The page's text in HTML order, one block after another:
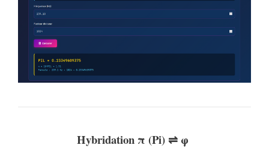
Hybridation π (Pi) ⇌ φ